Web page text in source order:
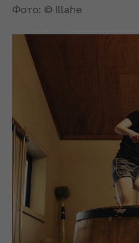
Фото: © Illahe